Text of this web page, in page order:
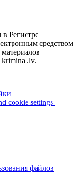
в Регистре
средством
kriminal.lv.
cookie settings
файлов